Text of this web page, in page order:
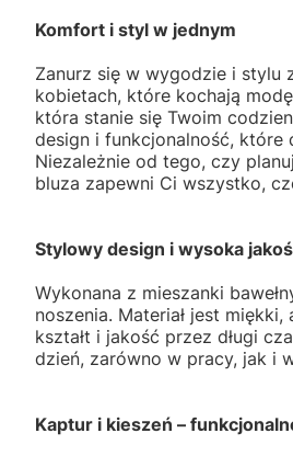
Komfort i styl w jednym
Zanurz się w wygodzie i stylu
kobietach, które kochają
która stanie się Twoim
design i funkcjonalność, które
Niezależnie od tego, czy
bluza zapewni Ci wszystko,
Stylowy design i wysoka
Wykonana z mieszanki
noszenia. Materiał jest
kształt i jakość przez długi
dzień, zarówno w pracy, jak i
Kaptur i kieszeń –